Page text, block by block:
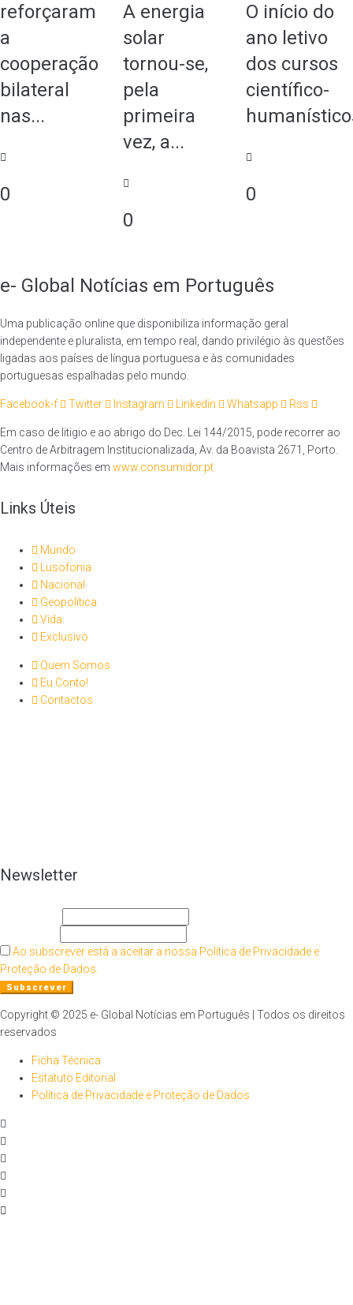
reforçaram
a
cooperação
bilateral
nas...
0
A energia
solar
tornou-se,
pela
primeira
vez, a...
0
O início do
ano letivo
dos cursos
científico-
0
e- Global Notícias em Português
Uma publicação online que disponibiliza informação geral
independente e pluralista, em tempo real, dando privilégio às questões
ligadas aos países de língua portuguesa e às comunidades
portuguesas espalhadas pelo mundo.
Facebook-f Twitter Instagram Linkedin Whatsapp Rss
Em caso de litigio e ao abrigo do Dec. Lei 144/2015, pode recorrer ao
Centro de Arbitragem Institucionalizada, Av. da Boavista 2671, Porto.
Mais informações em www.consumidor.pt
Links Úteis
Mundo
Lusofonia
Nacional
Geopolítica
Vida
Exclusivo
Quem Somos
Eu Conto!
Contactos
Newsletter
Ao subscrever está a aceitar a nossa Política de Privacidade e
Proteção de Dados.
Copyright © 2025 e- Global Notícias em Português | Todos os direitos
reservados
Ficha Técnica
Estatuto Editorial
Política de Privacidade e Proteção de Dados